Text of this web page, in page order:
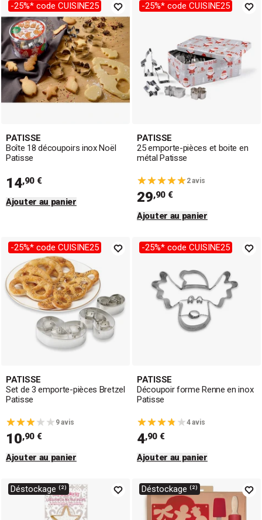
-25%* code CUISINE25
PATISSE
Boîte 18 découpoirs inox Noël
Patisse
14,90 €
Ajouter au panier
-25%* code CUISINE25
PATISSE
25 emporte-pièces et boite en
métal Patisse
2 avis
29,90 €
Ajouter au panier
-25%* code CUISINE25
PATISSE
Set de 3 emporte-pièces Bretzel
Patisse
9 avis
10,90 €
Ajouter au panier
-25%* code CUISINE25
PATISSE
Découpoir forme Renne en inox
Patisse
4 avis
4,90 €
Ajouter au panier
Déstockage ⁽²⁾ Déstockage ⁽²⁾